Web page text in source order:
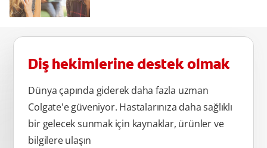
Diş hekimlerine destek olmak
Dünya çapında giderek daha fazla uzman
Colgate'e güveniyor. Hastalarınıza daha sağlıklı
bir gelecek sunmak için kaynaklar, ürünler ve
bilgilere ulaşın